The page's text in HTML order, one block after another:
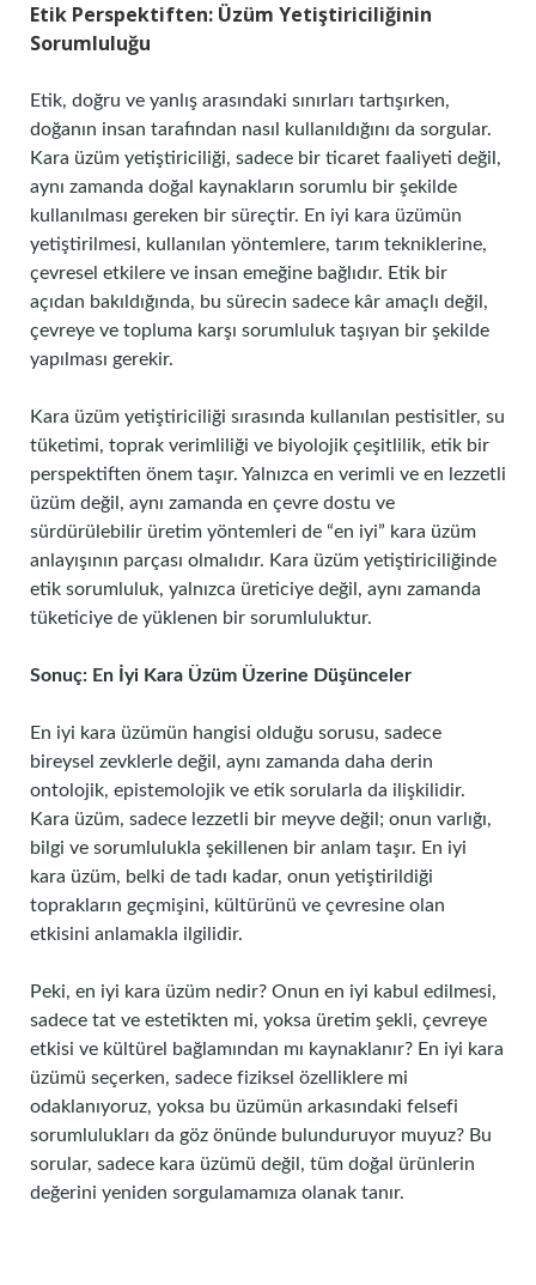
Etik Perspektiften: Üzüm Yetiştiriciliğinin
Sorumluluğu
Etik, doğru ve yanlış arasındaki sınırları tartışırken,
doğanın insan tarafından nasıl kullanıldığını da sorgular.
Kara üzüm yetiştiriciliği, sadece bir ticaret faaliyeti değil,
aynı zamanda doğal kaynakların sorumlu bir şekilde
kullanılması gereken bir süreçtir. En iyi kara üzümün
yetiştirilmesi, kullanılan yöntemlere, tarım tekniklerine,
çevresel etkilere ve insan emeğine bağlıdır. Etik bir
açıdan bakıldığında, bu sürecin sadece kâr amaçlı değil,
çevreye ve topluma karşı sorumluluk taşıyan bir şekilde
yapılması gerekir.
Kara üzüm yetiştiriciliği sırasında kullanılan pestisitler, su
tüketimi, toprak verimliliği ve biyolojik çeşitlilik, etik bir
perspektiften önem taşır. Yalnızca en verimli ve en lezzetli
üzüm değil, aynı zamanda en çevre dostu ve
sürdürülebilir üretim yöntemleri de “en iyi” kara üzüm
anlayışının parçası olmalıdır. Kara üzüm yetiştiriciliğinde
etik sorumluluk, yalnızca üreticiye değil, aynı zamanda
tüketiciye de yüklenen bir sorumluluktur.
Sonuç: En İyi Kara Üzüm Üzerine Düşünceler
En iyi kara üzümün hangisi olduğu sorusu, sadece
bireysel zevklerle değil, aynı zamanda daha derin
ontolojik, epistemolojik ve etik sorularla da ilişkilidir.
Kara üzüm, sadece lezzetli bir meyve değil; onun varlığı,
bilgi ve sorumlulukla şekillenen bir anlam taşır. En iyi
kara üzüm, belki de tadı kadar, onun yetiştirildiği
toprakların geçmişini, kültürünü ve çevresine olan
etkisini anlamakla ilgilidir.
Peki, en iyi kara üzüm nedir? Onun en iyi kabul edilmesi,
sadece tat ve estetikten mi, yoksa üretim şekli, çevreye
etkisi ve kültürel bağlamından mı kaynaklanır? En iyi kara
üzümü seçerken, sadece fiziksel özelliklere mi
odaklanıyoruz, yoksa bu üzümün arkasındaki felsefi
sorumlulukları da göz önünde bulunduruyor muyuz? Bu
sorular, sadece kara üzümü değil, tüm doğal ürünlerin
değerini yeniden sorgulamamıza olanak tanır.